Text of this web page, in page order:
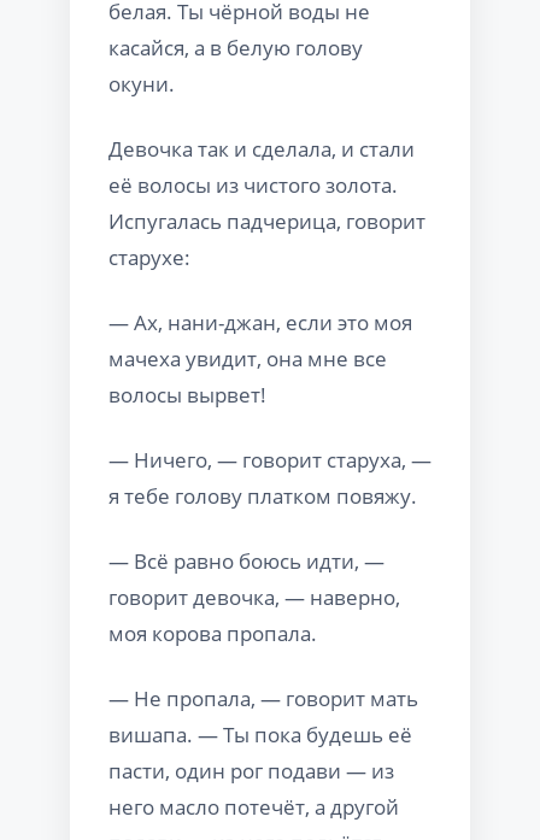
белая. Ты чёрной воды не
касайся, а в белую голову
окуни.
Девочка так и сделала, и стали
её волосы из чистого золота.
Испугалась падчерица, говорит
старухе:
— Ах, нани-джан, если это моя
мачеха увидит, она мне все
волосы вырвет!
— Ничего, — говорит старуха, —
я тебе голову платком повяжу.
— Всё равно боюсь идти, —
говорит девочка, — наверно,
моя корова пропала.
— Не пропала, — говорит мать
вишапа. — Ты пока будешь её
пасти, один рог подави — из
него масло потечёт, а другой